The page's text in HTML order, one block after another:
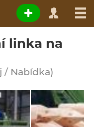
linka na
/ Nabídka)